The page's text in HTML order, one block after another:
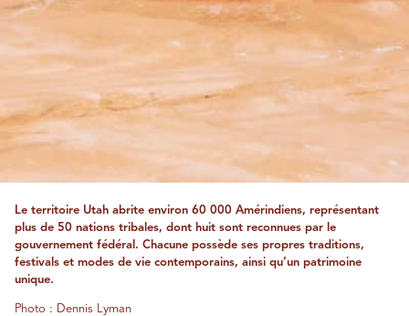
Le territoire Utah abrite environ 60 000 Amérindiens, représentant
plus de 50 nations tribales, dont huit sont reconnues par le
gouvernement fédéral. Chacune possède ses propres traditions,
festivals et modes de vie contemporains, ainsi qu’un patrimoine
unique.
Photo : Dennis Lyman